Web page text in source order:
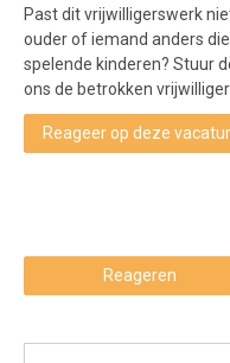
Past dit vrijwilligerswerk
ouder of iemand anders
spelende kinderen? Stuur
ons de betrokken
Reageer op deze
Reageren